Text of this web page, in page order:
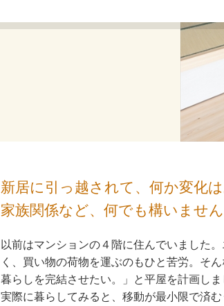
新居に引っ越されて、何か変化
家族関係など、何でも構いません
以前はマンションの４階に住んでいました
く、買い物の荷物を運ぶのもひと苦労。そ
暮らしを完結させたい。」と平屋を計画しま
実際に暮らしてみると、移動が最小限で済